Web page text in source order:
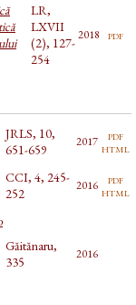
LR,
LXVII
(2), 127-
254
2018 pdf
JRLS, 10,
651-659
2017 pdf
html
CCI, 4, 245-
252
2016 pdf
html
Găitănaru,
335
2016